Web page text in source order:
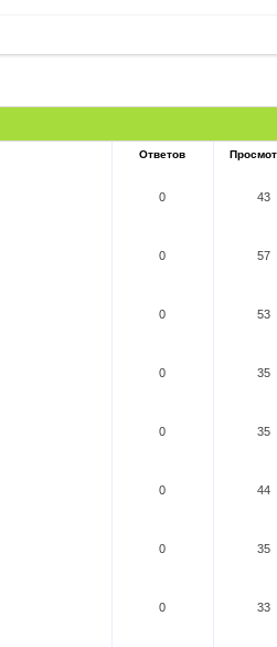
Ответов
0
43
0
57
0
53
0
35
0
35
0
44
0
35
0
33